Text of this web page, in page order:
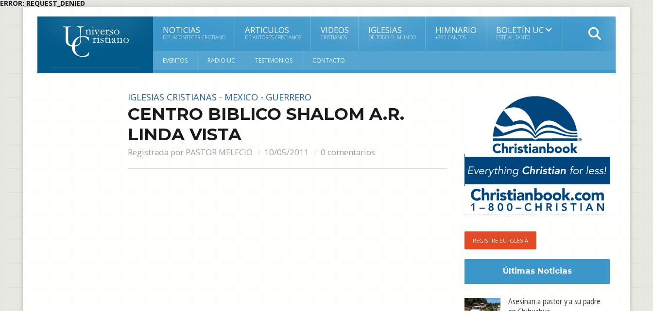
ERROR: REQUEST_DENIED
NOTICIAS
DEL ACONTECER CRISTIANO
ARTICULOS
DE AUTORES CRISTIANOS
VIDEOS
CRISTIANOS
IGLESIAS
DE TODO EL MUNDO
HIMNARIO
+760 CANTOS
BOLETÍN UC
ESTÉ AL TANTO
EVENTOS RADIO UC TESTIMONIOS CONTACTO
IGLESIAS CRISTIANAS - MEXICO - GUERRERO
CENTRO BIBLICO SHALOM A.R.
LINDA VISTA
Registrada por PASTOR MELECIO 10/05/2011 0 comentarios
REGISTRE SU IGLESIA
Últimas Noticias
Asesinan a pastor y a su padre